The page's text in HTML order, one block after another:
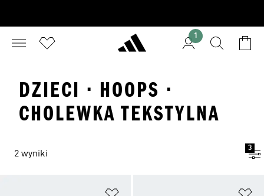
1
DZIECI · HOOPS ·
CHOLEWKA TEKSTYLNA
2 wyniki
3